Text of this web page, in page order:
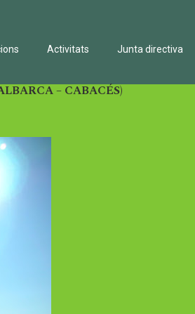
Activitats Junta directiva
– CABACÉS)